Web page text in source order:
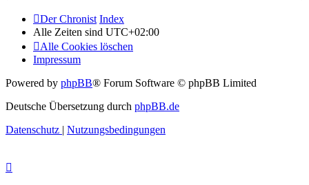
Der Chronist Index
Alle Zeiten sind UTC+02:00
Alle Cookies löschen
Impressum
Powered by phpBB® Forum Software © phpBB Limited
Deutsche Übersetzung durch phpBB.de
Datenschutz | Nutzungsbedingungen